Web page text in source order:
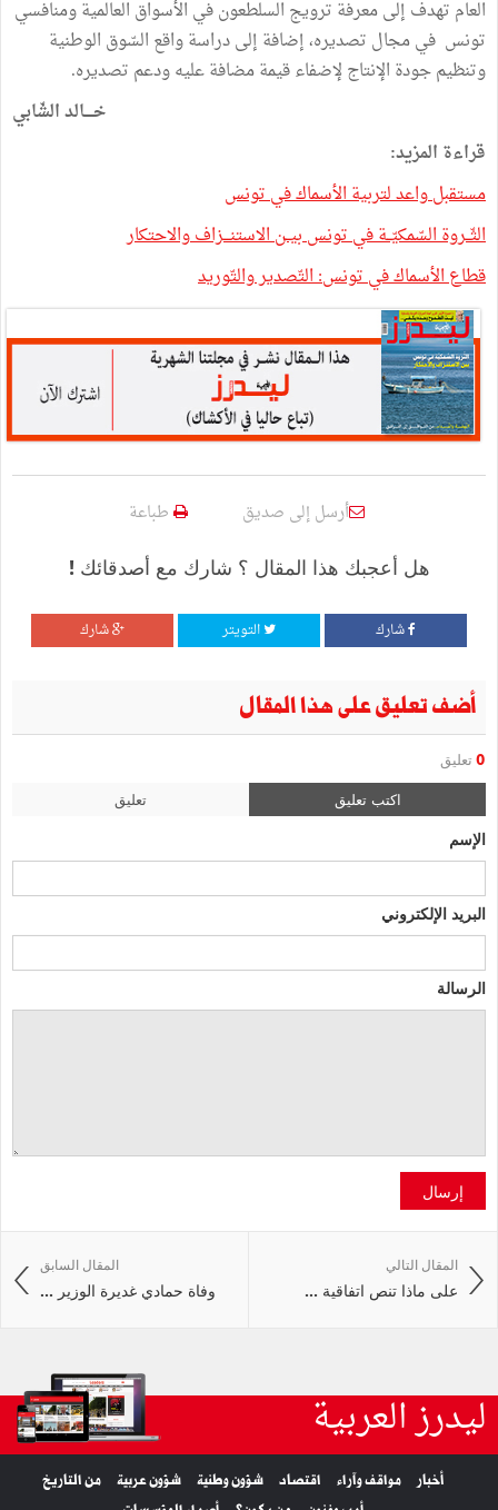
العام تهدف إلى معرفة ترويج السلطعون في الأسواق العالمية ومنافسي
تونس في مجال تصديره، إضافة إلى دراسة واقع السّوق الوطنية
وتنظيم جودة الإنتاج لإضفاء قيمة مضافة عليه ودعم تصديره.
خــــالد الشّابي
قراءة المزيد:
مستقبل واعد لتربية الأسماك في تونس
الثّــروة السّمكيّــة في تونس بيــن الاستنـــزاف والاحتكار
قطاع الأسماك في تونس: التّصدير والتّوريد
أرسل إلى صديق طباعة
هل أعجبك هذا المقال ؟ شارك مع أصدقائك !
شارك التويتر شارك
أضف تعليق على هذا المقال
0 تعليق
اكتب تعليق تعليق
الإسم
البريد الإلكتروني
الرسالة
إرسال
المقال السابق
وفاة حمادي غديرة الوزير ...
المقال التالي
على ماذا تنص اتفاقية ...
ليدرز العربية
أخبار مواقف وآراء اقتصاد شؤون وطنية شؤون عربية
من التاريخ